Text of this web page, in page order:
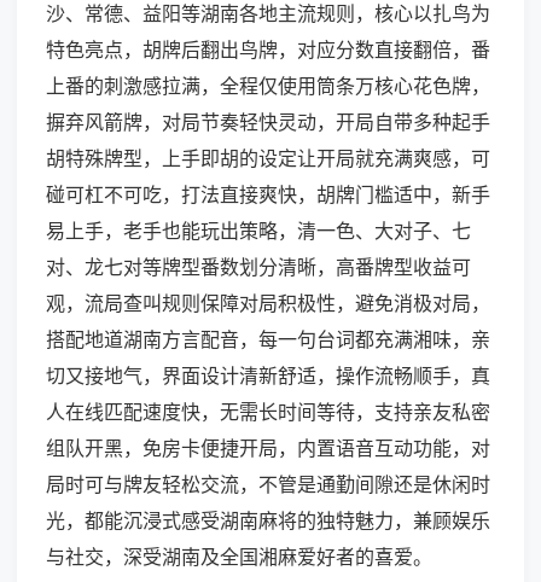
沙、常德、益阳等湖南各地主流规则，核心以扎鸟为
特色亮点，胡牌后翻出鸟牌，对应分数直接翻倍，番
上番的刺激感拉满，全程仅使用筒条万核心花色牌，
摒弃风箭牌，对局节奏轻快灵动，开局自带多种起手
胡特殊牌型，上手即胡的设定让开局就充满爽感，可
碰可杠不可吃，打法直接爽快，胡牌门槛适中，新手
易上手，老手也能玩出策略，清一色、大对子、七
对、龙七对等牌型番数划分清晰，高番牌型收益可
观，流局查叫规则保障对局积极性，避免消极对局，
搭配地道湖南方言配音，每一句台词都充满湘味，亲
切又接地气，界面设计清新舒适，操作流畅顺手，真
人在线匹配速度快，无需长时间等待，支持亲友私密
组队开黑，免房卡便捷开局，内置语音互动功能，对
局时可与牌友轻松交流，不管是通勤间隙还是休闲时
光，都能沉浸式感受湖南麻将的独特魅力，兼顾娱乐
与社交，深受湖南及全国湘麻爱好者的喜爱。